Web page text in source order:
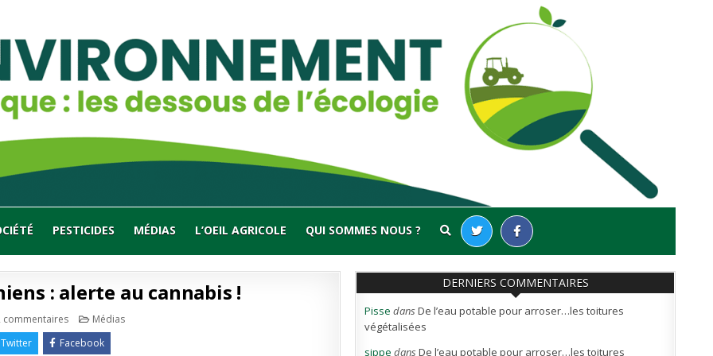
PESTICIDES MÉDIAS L’OEIL AGRICOLE QUI SOMMES NOUS ?
: alerte au cannabis !
commentairessur
endocriniens
:
Publié
Médias
Twitter Facebook
DERNIERS COMMENTAIRES
Pisse dansDe l’eau potable pour arroser…les toitures
végétalisées
sippe dansDe l’eau potable pour arroser…les toitures